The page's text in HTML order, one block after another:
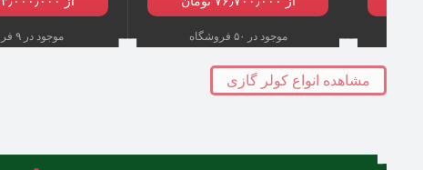
موجود در ۹ فروشگاه موجود در ۵۰ فروشگاه
مشاهده انواع کولر گازی